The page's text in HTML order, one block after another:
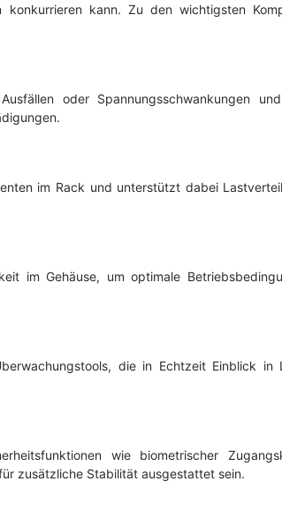
kann. Zu den wichtigsten
oder Spannungsschwankungen
im Rack und unterstützt dabei
im Gehäuse, um optimale
die in Echtzeit Einblick in
wie biometrischer
zusätzliche Stabilität ausgestattet sein.